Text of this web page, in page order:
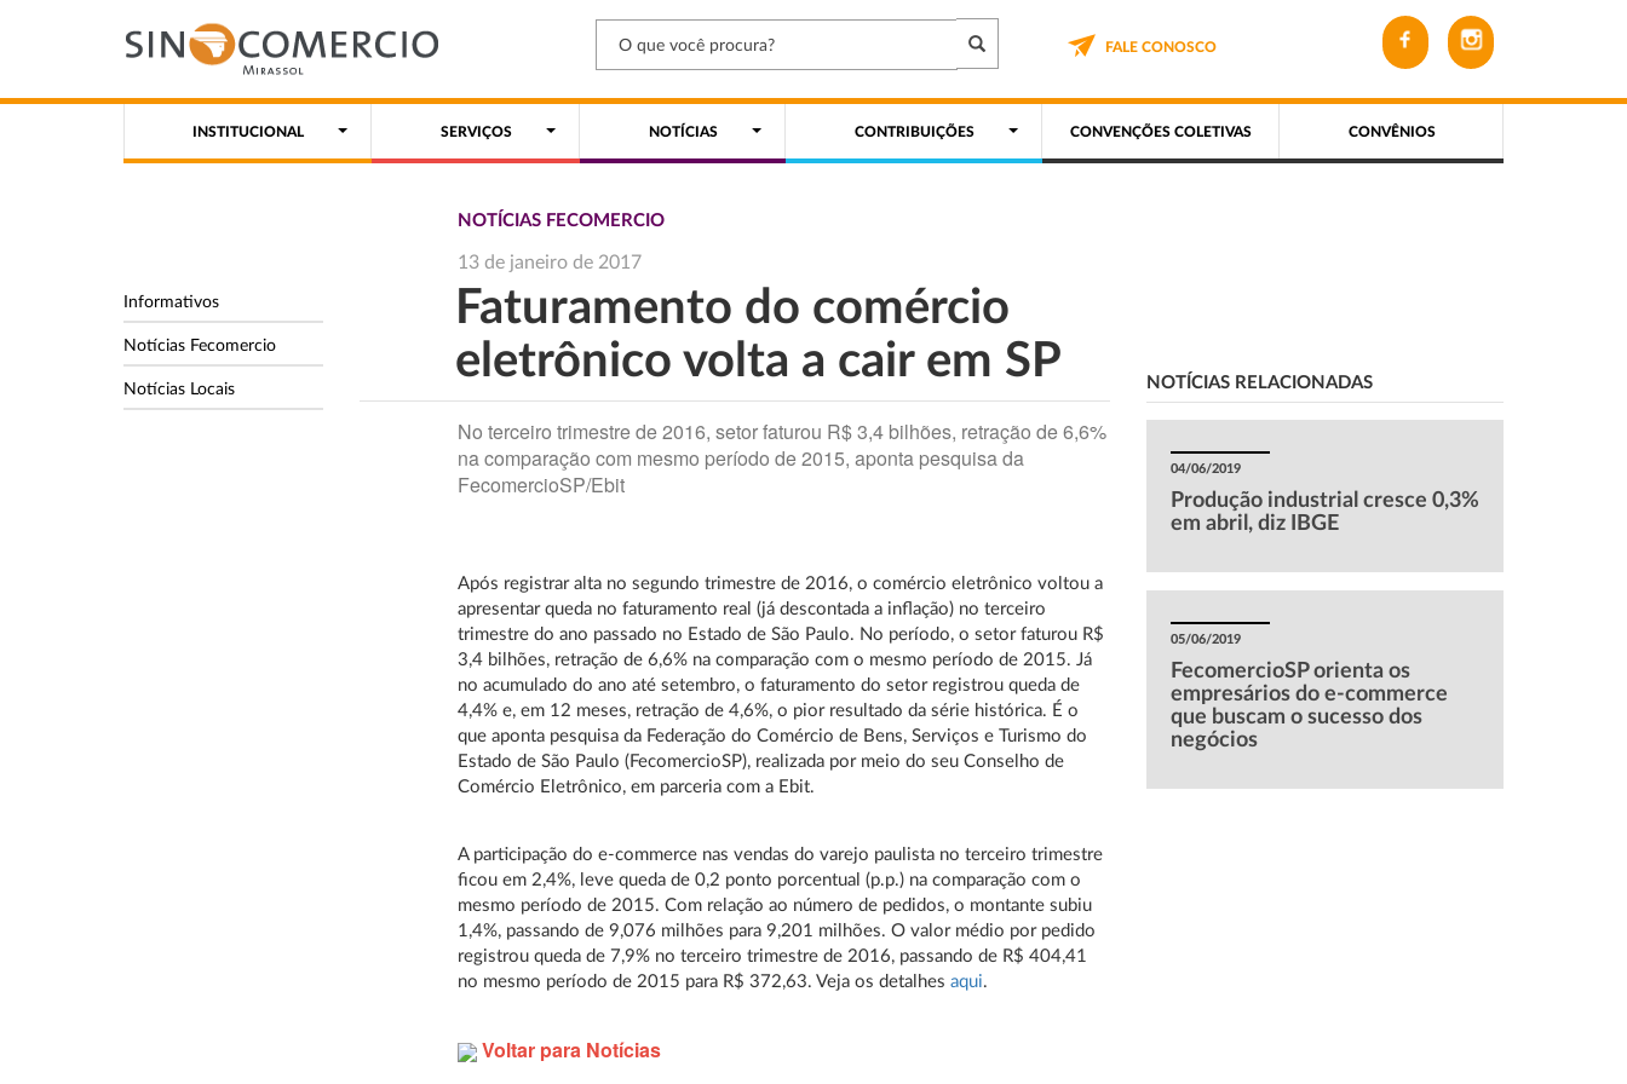
FALE CONOSCO
INSTITUCIONAL SERVIÇOS NOTÍCIAS CONTRIBUIÇÕES CONVENÇÕES COLETIVAS CONVÊNIOS
Informativos
Notícias Fecomercio
Notícias Locais
NOTÍCIAS FECOMERCIO
13 de janeiro de 2017
Faturamento do comércio
eletrônico volta a cair em SP
No terceiro trimestre de 2016, setor faturou R$ 3,4 bilhões, retração de 6,6%
na comparação com mesmo período de 2015, aponta pesquisa da
FecomercioSP/Ebit
Após registrar alta no segundo trimestre de 2016, o comércio eletrônico voltou a
apresentar queda no faturamento real (já descontada a inflação) no terceiro
trimestre do ano passado no Estado de São Paulo. No período, o setor faturou R$
3,4 bilhões, retração de 6,6% na comparação com o mesmo período de 2015. Já
no acumulado do ano até setembro, o faturamento do setor registrou queda de
4,4% e, em 12 meses, retração de 4,6%, o pior resultado da série histórica. É o
que aponta pesquisa da Federação do Comércio de Bens, Serviços e Turismo do
Estado de São Paulo (FecomercioSP), realizada por meio do seu Conselho de
Comércio Eletrônico, em parceria com a Ebit.
A participação do e-commerce nas vendas do varejo paulista no terceiro trimestre
ficou em 2,4%, leve queda de 0,2 ponto porcentual (p.p.) na comparação com o
mesmo período de 2015. Com relação ao número de pedidos, o montante subiu
1,4%, passando de 9,076 milhões para 9,201 milhões. O valor médio por pedido
registrou queda de 7,9% no terceiro trimestre de 2016, passando de R$ 404,41
no mesmo período de 2015 para R$ 372,63. Veja os detalhesaqui.
Voltar para Notícias
NOTÍCIAS RELACIONADAS
04/06/2019
Produção industrial cresce 0,3%
em abril, diz IBGE
05/06/2019
FecomercioSP orienta os
empresários do e-commerce
que buscam o sucesso dos
negócios